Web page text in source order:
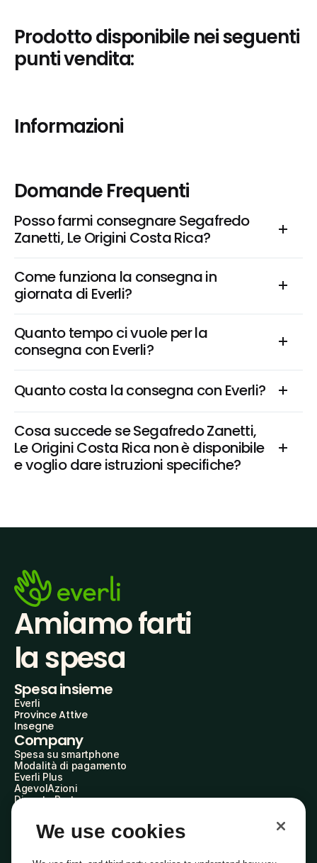
Prodotto disponibile nei seguenti
punti vendita:
Informazioni
Domande Frequenti
Posso farmi consegnare Segafredo
Zanetti, Le Origini Costa Rica?
Come funziona la consegna in
giornata di Everli?
Quanto tempo ci vuole per la
consegna con Everli?
Quanto costa la consegna con Everli?
Cosa succede se Segafredo Zanetti,
Le Origini Costa Rica non è disponibile
e voglio dare istruzioni specifiche?
Amiamo farti
la spesa
Spesa insieme
Everli
Province Attive
Insegne
Company
Spesa su smartphone
Modalità di pagamento
Everli Plus
AgevolAzioni
Diventa Partner
Everli Shoppers
About Us
We use cookies